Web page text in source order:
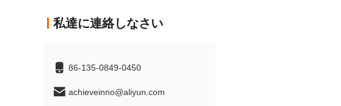
私達に連絡しなさい
86-135-0849-0450
achieveinno@aliyun.com